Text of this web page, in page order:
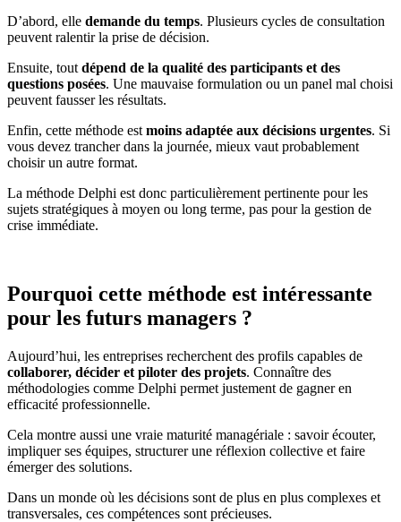
D’abord, elle demande du temps. Plusieurs cycles de consultation
peuvent ralentir la prise de décision.
Ensuite, tout dépend de la qualité des participants et des
questions posées. Une mauvaise formulation ou un panel mal choisi
peuvent fausser les résultats.
Enfin, cette méthode est moins adaptée aux décisions urgentes. Si
vous devez trancher dans la journée, mieux vaut probablement
choisir un autre format.
La méthode Delphi est donc particulièrement pertinente pour les
sujets stratégiques à moyen ou long terme, pas pour la gestion de
crise immédiate.
Pourquoi cette méthode est intéressante
pour les futurs managers ?
Aujourd’hui, les entreprises recherchent des profils capables de
collaborer, décider et piloter des projets. Connaître des
méthodologies comme Delphi permet justement de gagner en
efficacité professionnelle.
Cela montre aussi une vraie maturité managériale : savoir écouter,
impliquer ses équipes, structurer une réflexion collective et faire
émerger des solutions.
Dans un monde où les décisions sont de plus en plus complexes et
transversales, ces compétences sont précieuses.